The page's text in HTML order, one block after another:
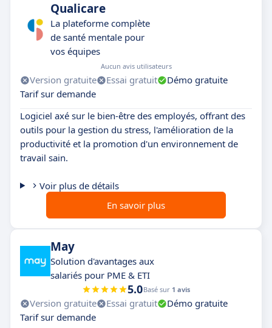
Qualicare
La plateforme complète
de santé mentale pour
vos équipes
Aucun avis utilisateurs
Version gratuite Essai gratuit
Démo gratuite
Tarif sur demande
Logiciel axé sur le bien-être des employés, offrant des
outils pour la gestion du stress, l'amélioration de la
productivité et la promotion d'un environnement de
travail sain.
Voir plus de détails
En savoir plus
May
Solution d'avantages aux
salariés pour PME & ETI
5.0Basé sur 1 avis
Version gratuite Essai gratuit
Démo gratuite
Tarif sur demande